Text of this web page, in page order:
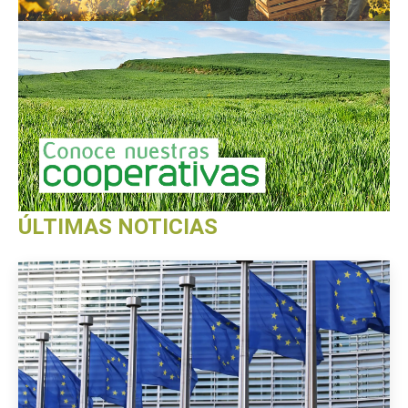
ÚLTIMAS NOTICIAS